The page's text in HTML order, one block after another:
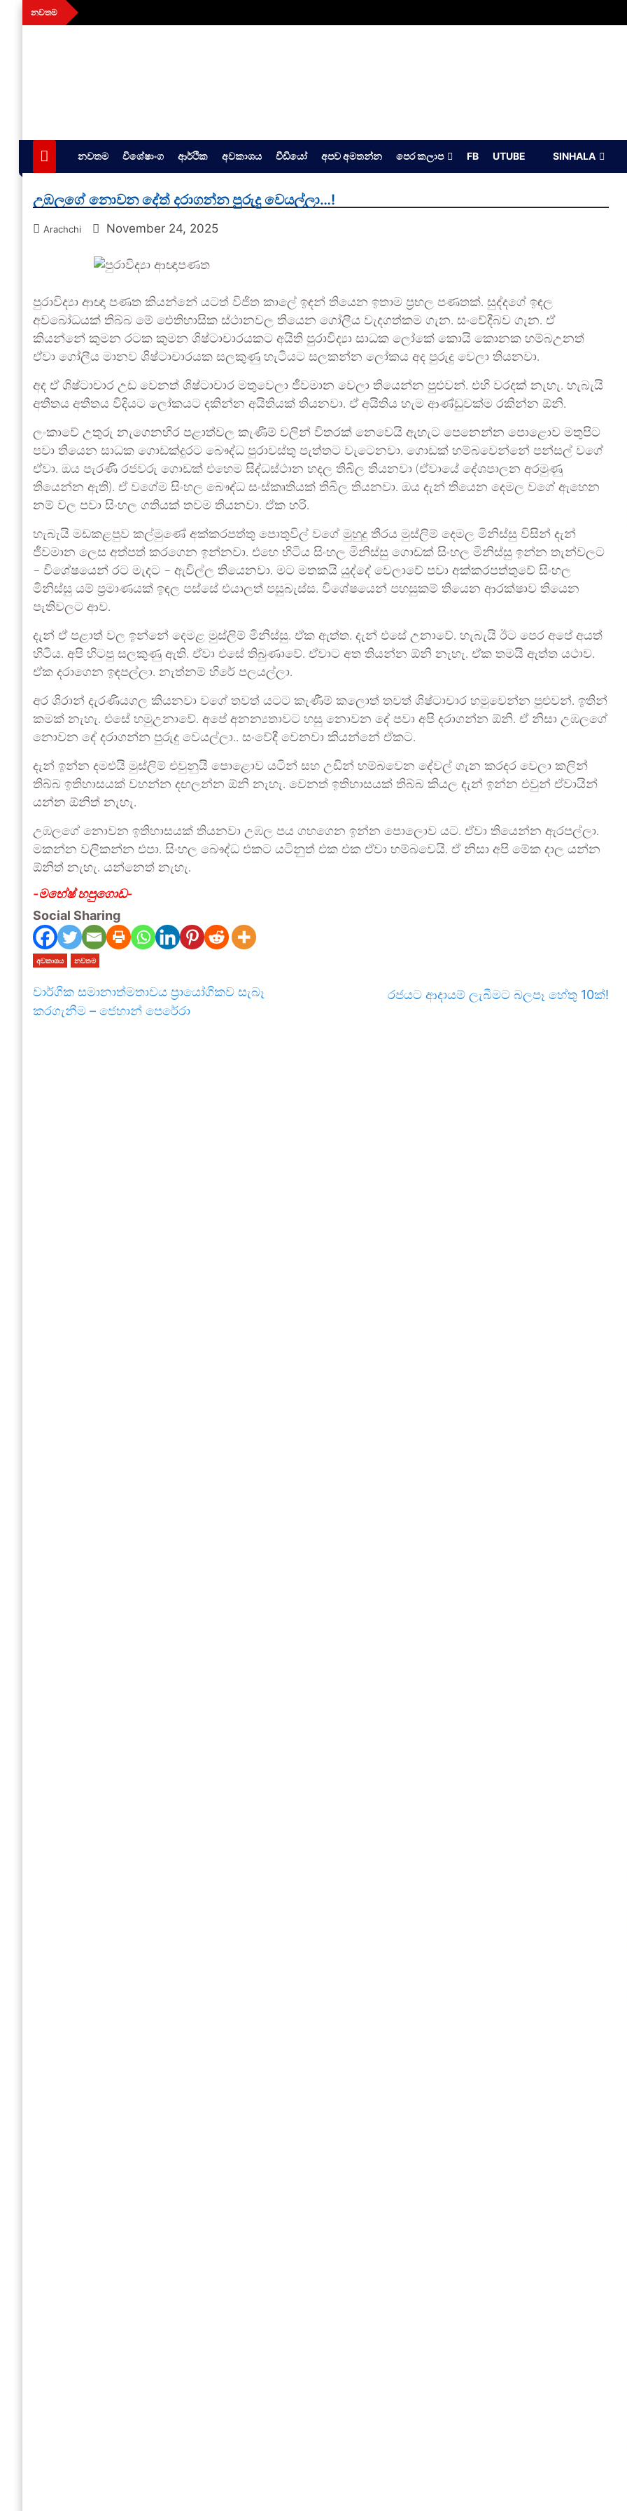
Skip
to
නවතම
aithiya
Human Rights News
නවතම විශේෂාංග ආර්ථික අවකාශය වීඩියෝ අපව අමතන්න පෙර කලාප FB UTUBE SINHALA
උඹලගේ නොවන දේත් දරාගන්න පුරුදු වෙයල්ලා…!
Arachchi November 24, 2025
පුරාවිද්‍යා ආඥා පණත කියන්නේ යටත් විජිත කාලේ ඉඳන් තියෙන ඉතාම ප්‍රභල පණතක්. සුද්දගේ ඉඳල
අවබෝධයක් තිබ්බ මේ ඓතිහාසික ස්ථානවල තියෙන ගෝලීය වැදගත්කම ගැන. සංවේදීබව ගැන. ඒ
කියන්නේ කුමන රටක කුමන ශිෂ්ටාචාරයකට අයිති පුරාවිද්‍යා සාධක ලෝකේ කොයි කොනක හම්බඋනත්
ඒවා ගෝලීය මානව ශිෂ්ටාචාරයක සලකුණු හැටියට සලකන්න ලෝකය අද පුරුදු වෙලා තියනවා.
අද ඒ ශිෂ්ටාචාර උඩ වෙනත් ශිෂ්ටාචාර මතුවෙලා ජීවමාන වෙලා තියෙන්න පුළුවන්. එහි වරදක් නැහැ. හැබැයි
අතීතය අතීතය විදියට ලෝකයට දකින්න අයිතියක් තියනවා. ඒ අයිතිය හැම ආණ්ඩුවක්ම රකින්න ඕනි.
ලංකාවේ උතුරු නැගෙනහිර පළාත්වල කැණීම් වලින් විතරක් නෙවෙයි ඇහැට පෙනෙන්න පොළොව මතුපිට
පවා තියෙන සාධක ගොඩක්දුරට බෞද්ධ පුරාවස්තු පැත්තට වැටෙනවා. ගොඩක් හම්බවෙන්නේ පන්සල් වගේ
ඒවා. ඔය පැරණි රජවරු ගොඩක් එහෙම සිද්ධස්ථාන හදල තිබිල තියනවා (ඒවායේ දේශපාලන අරමුණු
තියෙන්න ඇති). ඒ වගේම සිංහල බෞද්ධ සංස්කෘතියක් තිබිල තියනවා. ඔය දැන් තියෙන දෙමල වගේ ඇහෙන
නම් වල පවා සිංහල ගතියක් තවම තියනවා. ඒක හරි.
හැබැයි මඩකළපුව කල්මුණේ අක්කරපත්තු පොතුවිල් වගේ මුහුදු තීරය මුස්ලිම් දෙමල මිනිස්සු විසින් දැන්
ජීවමාන ලෙස අත්පත් කරගෙන ඉන්නවා. එහෙ හිටිය සිංහල මිනිස්සු ගොඩක් සිංහල මිනිස්සු ඉන්න තැන්වලට
– විශේෂයෙන් රට මැදට – ඇවිල්ල තියෙනවා. මට මතකයි යුද්දේ වෙලාවේ පවා අක්කරපත්තුවේ සිංහල
මිනිස්සු යම් ප්‍රමාණයක් ඉඳල පස්සේ එයාලත් පසුබැස්ස. විශේෂයෙන් පහසුකම් තියෙන ආරක්ෂාව තියෙන
පැතිවලට ආව.
දැන් ඒ පළාත් වල ඉන්නේ දෙමළ මුස්ලිම් මිනිස්සු. ඒක ඇත්ත. දැන් එසේ උනාවේ. හැබැයි ඊට පෙර අපේ අයත්
හිටිය. අපි හිටපු සලකුණු ඇති. ඒවා එසේ තිබුණාවේ. ඒවාට අත තියන්න ඕනි නැහැ. ඒක තමයි ඇත්ත යථාව.
ඒක දරාගෙන ඉඳපල්ලා. නැත්නම් හිරේ පලයල්ලා.
අර ශිරාන් දැරණියගල කියනවා වගේ තවත් යටට කැණීම් කලොත් තවත් ශිෂ්ටාචාර හමුවෙන්න පුළුවන්. ඉතින්
කමක් නැහැ. එසේ හමුඋනාවේ. අපේ අනන්‍යතාවට හසු නොවන දේ පවා අපි දරාගන්න ඕනි. ඒ නිසා උඹලගේ
නොවන දේ දරාගන්න පුරුදු වෙයල්ලා.. සංවේදී වෙනවා කියන්නේ ඒකට.
දැන් ඉන්න දමළුයි මුස්ලිම් එවුනුයි පොළොව යටින් සහ උඩින් හම්බවෙන දේවල් ගැන කරදර වෙලා කලින්
තිබ්බ ඉතිහාසයක් වහන්න දඟලන්න ඕනි නැහැ. වෙනත් ඉතිහාසයක් තිබ්බ කියල දැන් ඉන්න එවුන් ඒවායින්
යන්න ඕනිත් නැහැ.
උඹලගේ නොවන ඉතිහාසයක් තියනවා උඹල පය ගහගෙන ඉන්න පොලොව යට. ඒවා තියෙන්න ඇරපල්ලා.
මකන්න වලිකන්න එපා. සිංහල බෞද්ධ එකට යටිනුත් එක එක ඒවා හම්බවෙයි. ඒ නිසා අපි මේක දාල යන්න
ඕනිත් නැහැ. යන්නෙත් නැහැ.
-මහේෂ් හපුගොඩ-
Social Sharing
අවකාශය නවතම
වාර්ගික සමානාත්මතාවය ප්‍රායෝගිකව සැබෑ
කරගැනීම – ජෙහාන් පෙරේරා
රජයට ආදායම් ලැබීමට බලපෑ හේතු 10ක්!